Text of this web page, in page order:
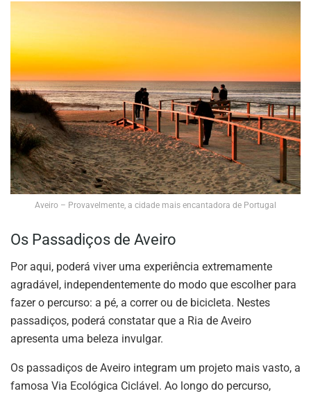
Aveiro – Provavelmente, a cidade mais encantadora de Portugal
Os Passadiços de Aveiro
Por aqui, poderá viver uma experiência extremamente
agradável, independentemente do modo que escolher para
fazer o percurso: a pé, a correr ou de bicicleta. Nestes
passadiços, poderá constatar que a Ria de Aveiro
apresenta uma beleza invulgar.
Os passadiços de Aveiro integram um projeto mais vasto, a
famosa Via Ecológica Ciclável. Ao longo do percurso,